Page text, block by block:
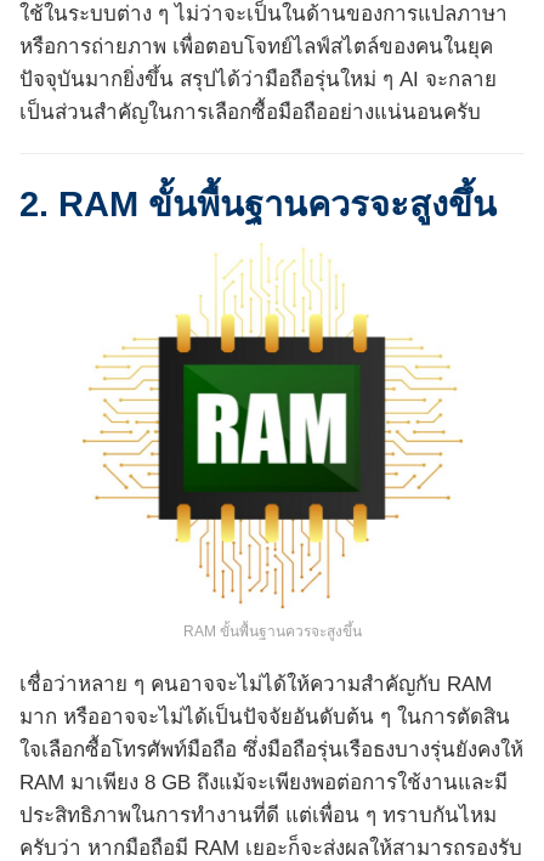
ใช้ในระบบต่าง ๆ ไม่ว่าจะเป็นในด้านของการแปลภาษา
หรือการถ่ายภาพ เพื่อตอบโจทย์ไลฟ์สไตล์ของคนในยุค
ปัจจุบันมากยิ่งขึ้น สรุปได้ว่ามือถือรุ่นใหม่ ๆ AI จะกลาย
เป็นส่วนสำคัญในการเลือกซื้อมือถืออย่างแน่นอนครับ
2. RAM ขั้นพื้นฐานควรจะสูงขึ้น
RAM ขั้นพื้นฐานควรจะสูงขึ้น
เชื่อว่าหลาย ๆ คนอาจจะไม่ได้ให้ความสำคัญกับ RAM
มาก หรืออาจจะไม่ได้เป็นปัจจัยอันดับต้น ๆ ในการตัดสิน
ใจเลือกซื้อโทรศัพท์มือถือ ซึ่งมือถือรุ่นเรือธงบางรุ่นยังคงให้
RAM มาเพียง 8 GB ถึงแม้จะเพียงพอต่อการใช้งานและมี
ประสิทธิภาพในการทำงานที่ดี แต่เพื่อน ๆ ทราบกันไหม
ครับว่า หากมือถือมี RAM เยอะก็จะส่งผลให้สามารถรองรับ